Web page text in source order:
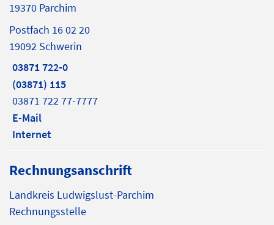
19370 Parchim
Postfach 16 02 20
19092 Schwerin
03871 722-0
(03871) 115
03871 722 77-7777
E-Mail
Internet
Rechnungsanschrift
Landkreis Ludwigslust-Parchim
Rechnungsstelle